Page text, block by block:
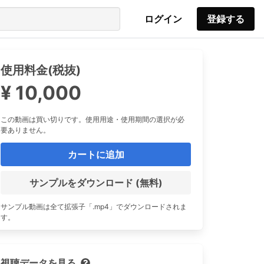
ログイン 登録する
使用料金(税抜)
¥ 10,000
この動画は買い切りです。使用用途・使用期間の選択が必
要ありません。
カートに追加
サンプルをダウンロード (無料)
サンプル動画は全て拡張子「.mp4」でダウンロードされま
す。